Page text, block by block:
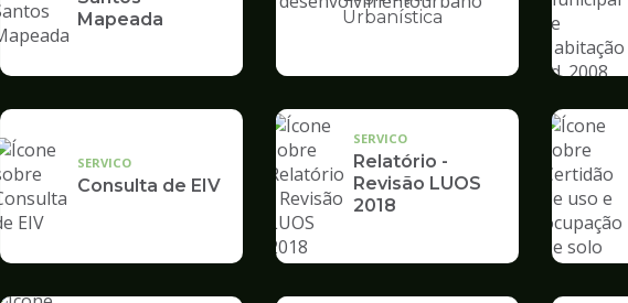
Mapeada
Ilustração
de
Desenvolvimento
Urbano
Urbanística
SERVICO
Consulta de EIV
SERVICO
Relatório -
Revisão LUOS
2018